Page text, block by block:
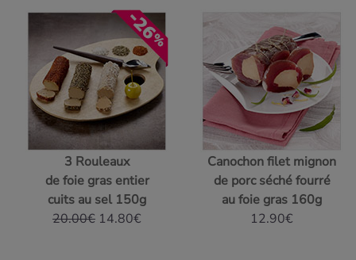
3 Rouleaux
de foie gras entier
cuits au sel 150g
20.00€ 14.80€
Canochon filet mignon
de porc séché fourré
au foie gras 160g
12.90€